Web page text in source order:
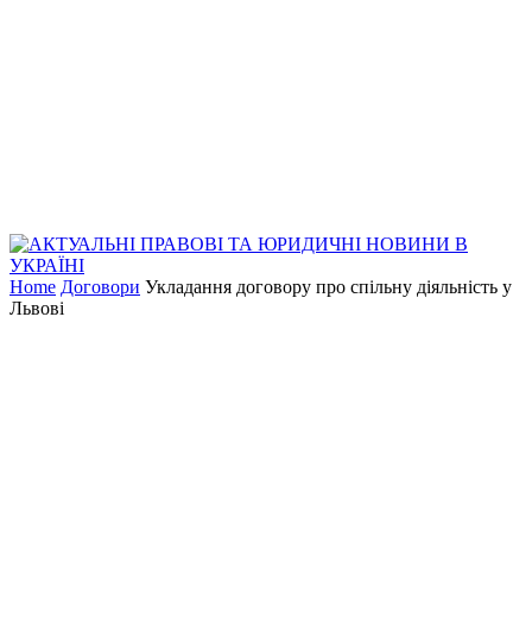
Home Договори Укладання договору про спільну діяльність у
Львові